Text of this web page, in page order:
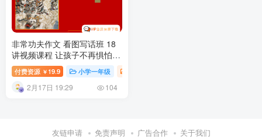
非常功夫作文 看图写话班 18
讲视频课程 让孩子不再惧怕作
文 3.62GB百度网盘下载
付费资源 ￥ 19.9 小学一年级
2月17日 19:29 104
友链申请 免责声明 广告合作 关于我们